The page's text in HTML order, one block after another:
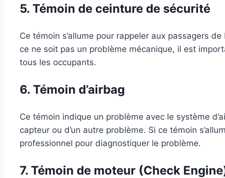
5. Témoin de ceinture de sécurité
Ce témoin s’allume pour rappeler aux passagers
ce ne soit pas un problème mécanique, il est
tous les occupants.
6. Témoin d’airbag
Ce témoin indique un problème avec le système
capteur ou d’un autre problème. Si ce témoin
professionnel pour diagnostiquer le problème.
7. Témoin de moteur (Check